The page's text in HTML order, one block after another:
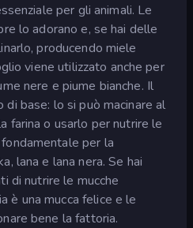
per gli animali. Le
lo adorano e, se hai delle
producendo miele
viene utilizzato anche per
nere e piume bianche. Il
base: lo si può macinare al
farina o usarlo per nutrire le
per la
lana e lana nera. Se hai
di nutrire le mucche
è una mucca felice e le
bene la fattoria.